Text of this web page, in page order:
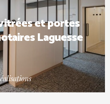
et portes
Laguesse